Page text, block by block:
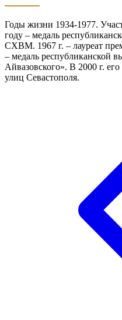
Годы жизни 1934-1977.
году – медаль
СХВМ. 1967 г. – лауреат
– медаль республиканской
Айвазовского». В 2000 г.
улиц Севастополя.